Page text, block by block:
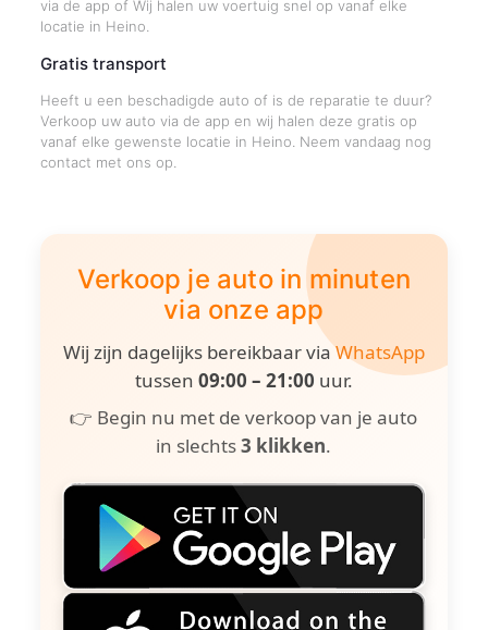
via de app of Wij halen uw voertuig snel op vanaf elke
locatie in Heino.
Gratis transport
Heeft u een beschadigde auto of is de reparatie te duur?
Verkoop uw auto via de app en wij halen deze gratis op
vanaf elke gewenste locatie in Heino. Neem vandaag nog
contact met ons op.
Verkoop je auto in minuten
via onze app
Wij zijn dagelijks bereikbaar viaWhatsApp
tussen 09:00 – 21:00 uur.
👉 Begin nu met de verkoop van je auto
in slechts3 klikken.